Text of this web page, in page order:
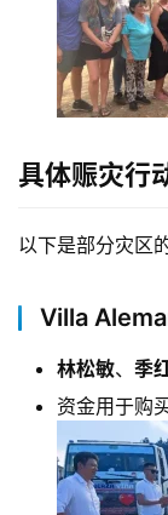
具体赈灾行
以下是部分灾区
Villa
林松敏、 季
资金用于购